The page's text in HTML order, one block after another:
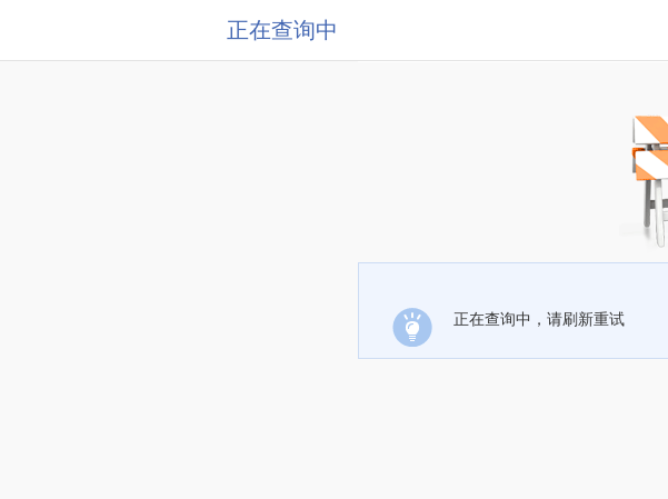
正在查询中
正在查询中，请刷新重试